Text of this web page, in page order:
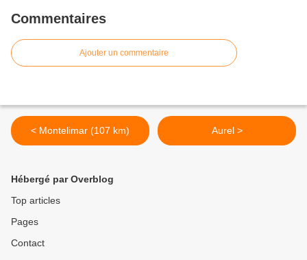
Commentaires
Ajouter un commentaire
< Montelimar (107 km) Aurel >
Hébergé par Overblog
Top articles
Pages
Contact